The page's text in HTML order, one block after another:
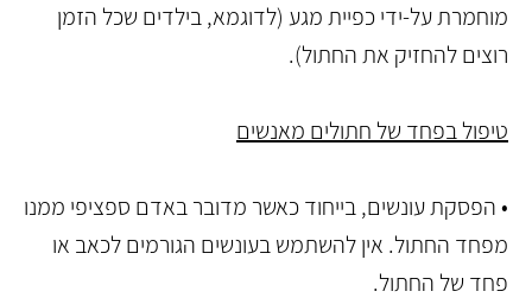
מוחמרת על-ידי כפיית מגע (לדוגמא, בילדים שכל הזמן
רוצים להחזיק את החתול).
טיפול בפחד של חתולים מאנשים
• הפסקת עונשים, בייחוד כאשר מדובר באדם ספציפי ממנו
מפחד החתול. אין להשתמש בעונשים הגורמים לכאב או
פחד של החתול.